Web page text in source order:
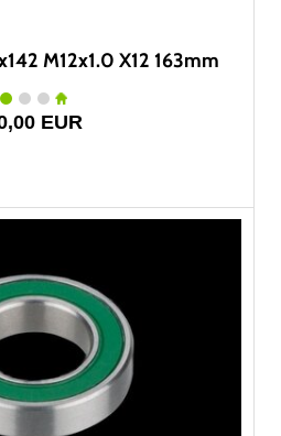
M12x1.0 X12 163mm
EUR